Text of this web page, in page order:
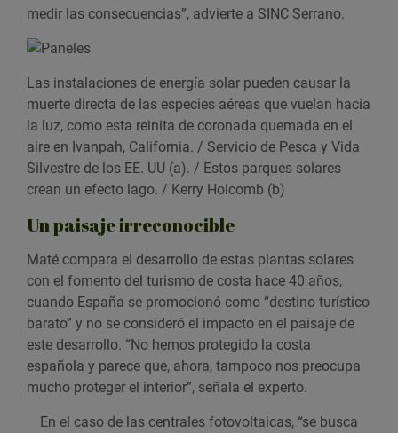
medir las consecuencias”, advierte a SINC Serrano.
Las instalaciones de energía solar pueden causar la
muerte directa de las especies aéreas que vuelan hacia
la luz, como esta reinita de coronada quemada en el
aire en Ivanpah, California. / Servicio de Pesca y Vida
Silvestre de los EE. UU (a). / Estos parques solares
crean un efecto lago. / Kerry Holcomb (b)
Un paisaje irreconocible
Maté compara el desarrollo de estas plantas solares
con el fomento del turismo de costa hace 40 años,
cuando España se promocionó como “destino turístico
barato” y no se consideró el impacto en el paisaje de
este desarrollo. “No hemos protegido la costa
española y parece que, ahora, tampoco nos preocupa
mucho proteger el interior”, señala el experto.
En el caso de las centrales fotovoltaicas, “se busca